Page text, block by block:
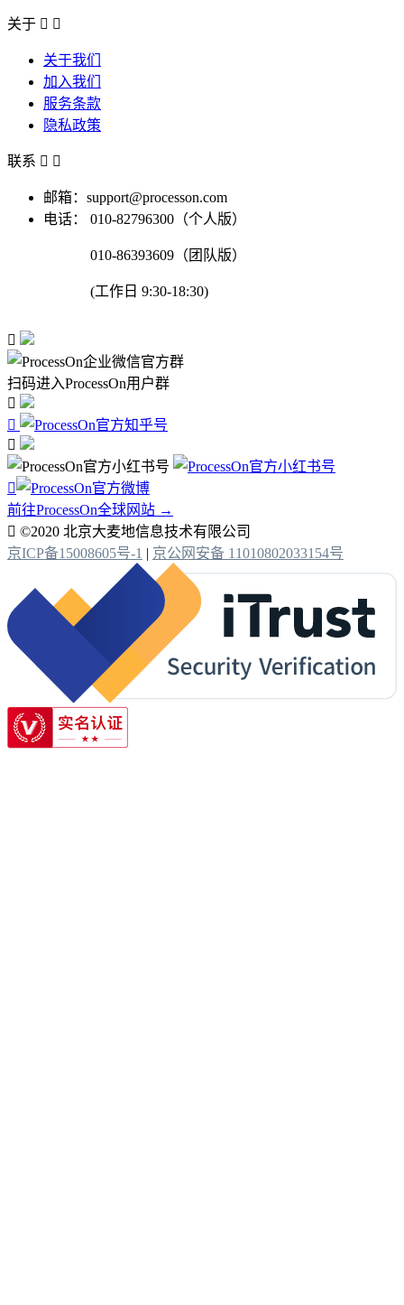
关于  
关于我们
加入我们
服务条款
隐私政策
联系  
邮箱：support@processon.com
电话：
010-82796300（个人版）
010-86393609（团队版）
(工作日 9:30-18:30)

扫码进入ProcessOn用户群




前往ProcessOn全球网站 →
 ©2020 北京大麦地信息技术有限公司
京ICP备15008605号-1 | 京公网安备 11010802033154号